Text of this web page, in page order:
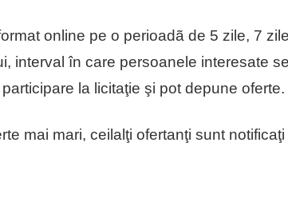
online pe o perioadã de 5 zile, 7
interval în care persoanele interesate
la licitaţie şi pot depune oferte.
mai mari, ceilalţi ofertanţi sunt